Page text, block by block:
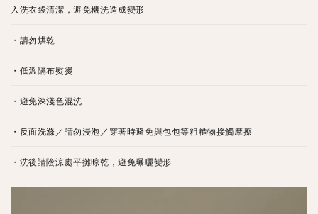
入洗衣袋清潔，避免機洗造成變形
・請勿烘乾
・低溫隔布熨燙
・避免深淺色混洗
・反面洗滌／請勿浸泡／穿著時避免與包包等粗糙物接觸摩擦
・洗後請陰涼處平攤晾乾，避免曝曬變形